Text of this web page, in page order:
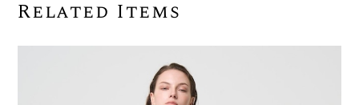
Related Items